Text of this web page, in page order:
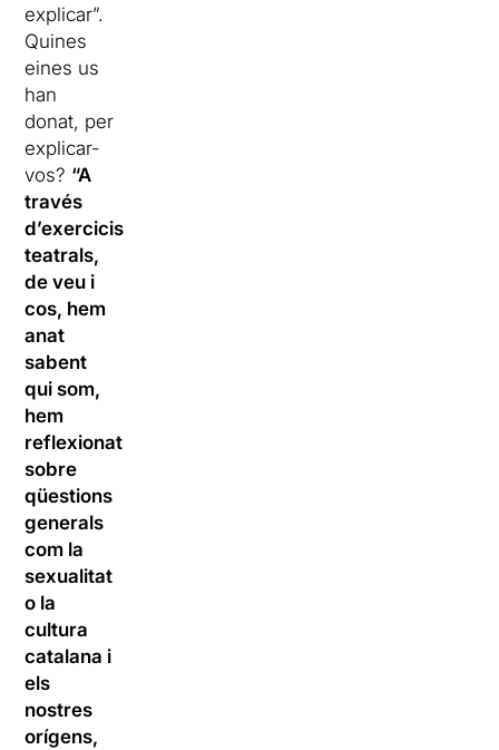
explicar”.
Quines
eines us
han
donat, per
explicar-
vos? “A
través
d’exercicis
teatrals,
de veu i
cos, hem
anat
sabent
qui som,
hem
reflexionat
sobre
qüestions
generals
com la
sexualitat
o la
cultura
catalana i
els
nostres
orígens,